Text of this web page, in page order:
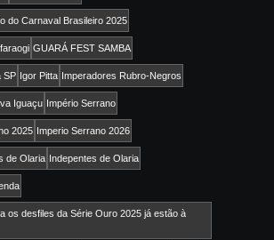
do Carnaval Brasileiro 2025
GUARÁ FEST SAMBA
SP Igor Pitta Imperadores Rubro-Negros
Iguaçu Império Serrano
2025 Imperio Serrano 2026
de Olaria Indepentes de Olaria
os desfiles da Série Ouro 2025 já estão à